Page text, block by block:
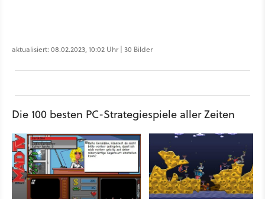
aktualisiert: 08.02.2023, 10:02 Uhr | 30 Bilder
Die 100 besten PC-Strategiespiele aller Zeiten